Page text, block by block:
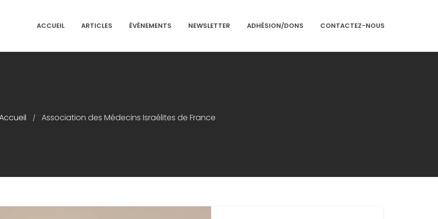
Adhésion/Dons
ACCUEIL ARTICLES ÉVÉNEMENTS NEWSLETTER ADHÉSION/DONS CONTACTEZ-NOUS
/ Association des Médecins Israélites de France